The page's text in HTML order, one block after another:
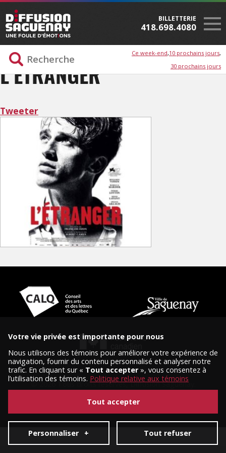
BILLETTERIE
418.698.4080
Ce week-end 10 prochains jours
30 prochains jours
L’ÉTRANGER
Tweeter
© 2026 Tous droits réservés, Diffusion Saguenay.
Conception et réalisation :Nubee|Mes préférences cookies
Votre vie privée est importante pour nous
Nous utilisons des témoins pour améliorer votre expérience de
navigation, fournir du contenu personnalisé et analyser notre
trafic. En cliquant sur « Tout accepter», vous consentez à
l’utilisation des témoins. Politique relative aux témoins
Personnaliser + Tout refuser
Tout accepter